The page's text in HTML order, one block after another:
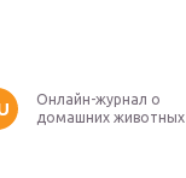
Онлайн-журнал о
домашних животных